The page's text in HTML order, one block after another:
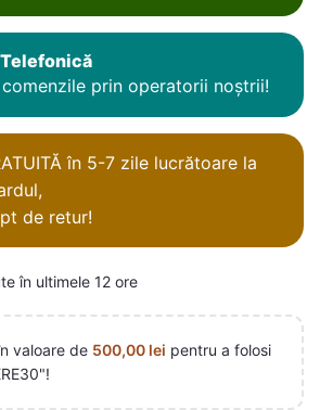
prin operatorii noștrii!
în 5-7 zile lucrătoare la
de retur!
în ultimele 12 ore
valoare de 500,00 lei pentru a folosi